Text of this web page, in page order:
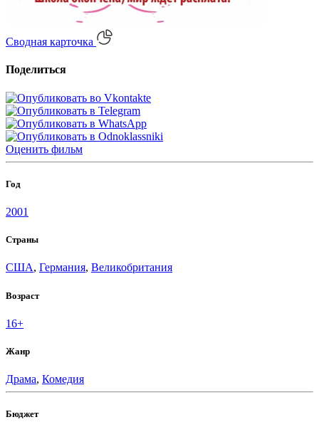
Сводная карточка
Поделиться
Оценить фильм
Год
2001
Страны
США, Германия, Великобритания
Возраст
16+
Жанр
Драма, Комедия
Бюджет